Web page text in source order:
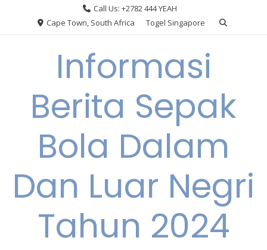
Call Us: +2782 444 YEAH
Cape Town, South Africa
Togel Singapore
Informasi
Berita Sepak
Bola Dalam
Dan Luar Negri
Tahun 2024